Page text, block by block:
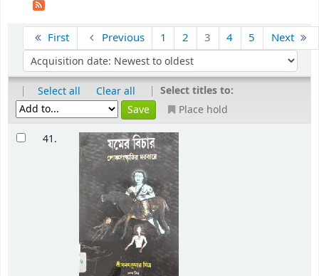
First Previous 1 2 3 4 5 Next
| Select all Clear all | Select titles to:
Place hold
41.